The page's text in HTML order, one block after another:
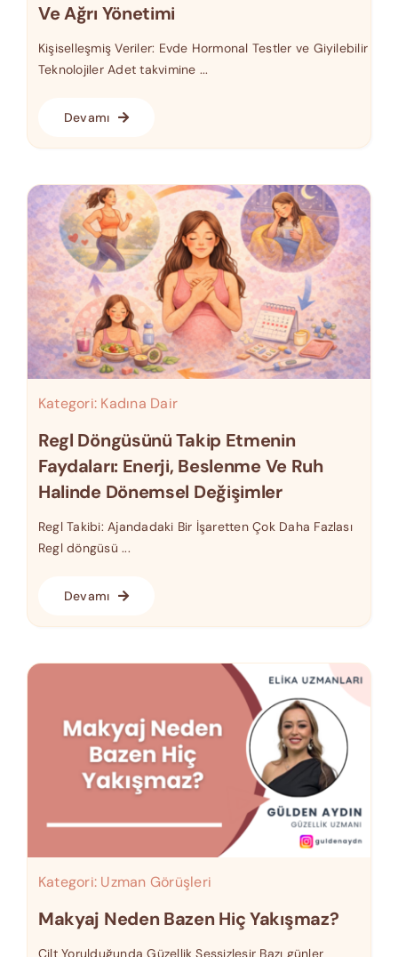
Ve Ağrı Yönetimi
Kişiselleşmiş Veriler: Evde Hormonal Testler ve Giyilebilir
Teknolojiler Adet takvimine ...
Devamı
Kategori: Kadına Dair
Regl Döngüsünü Takip Etmenin
Faydaları: Enerji, Beslenme Ve Ruh
Halinde Dönemsel Değişimler
Regl Takibi: Ajandadaki Bir İşaretten Çok Daha Fazlası
Regl döngüsü ...
Devamı
Kategori: Uzman Görüşleri
Makyaj Neden Bazen Hiç Yakışmaz?
Cilt Yorulduğunda Güzellik Sessizleşir Bazı günler